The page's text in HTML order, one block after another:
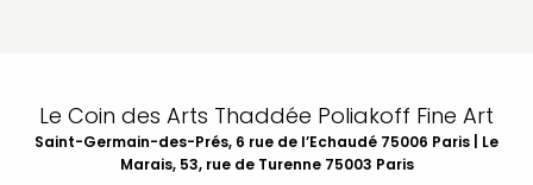
Le Coin des Arts Thaddée Poliakoff Fine Art
Saint-Germain-des-Prés, 6 rue de l’Echaudé 75006 Paris | Le
Marais, 53, rue de Turenne 75003 Paris